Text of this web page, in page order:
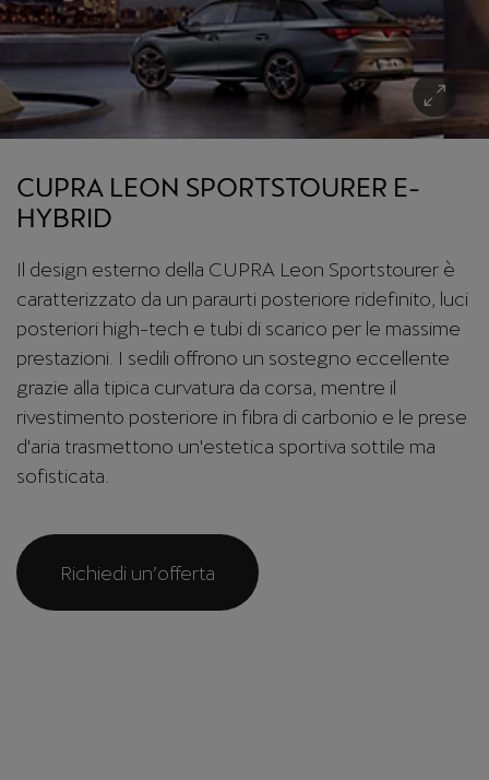
CUPRA LEON SPORTSTOURER E-
HYBRID
Il design esterno della CUPRA Leon Sportstourer è
caratterizzato da un paraurti posteriore ridefinito, luci
posteriori high-tech e tubi di scarico per le massime
prestazioni. I sedili offrono un sostegno eccellente
grazie alla tipica curvatura da corsa, mentre il
rivestimento posteriore in fibra di carbonio e le prese
d'aria trasmettono un'estetica sportiva sottile ma
sofisticata.
Richiedi un’offerta